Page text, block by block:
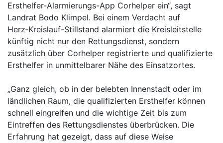
Ersthelfer-Alarmierungs-App Corhelper ein“, sagt
Landrat Bodo Klimpel. Bei einem Verdacht auf
Herz‑Kreislauf-Stillstand alarmiert die Kreisleitstelle
künftig nicht nur den Rettungsdienst, sondern
zusätzlich über Corhelper registrierte und qualifizierte
Ersthelfer in unmittelbarer Nähe des Einsatzortes.
„Ganz gleich, ob in der belebten Innenstadt oder im
ländlichen Raum, die qualifizierten Ersthelfer können
schnell eingreifen und die wichtige Zeit bis zum
Eintreffen des Rettungsdienstes überbrücken. Die
Erfahrung hat gezeigt, dass auf diese Weise